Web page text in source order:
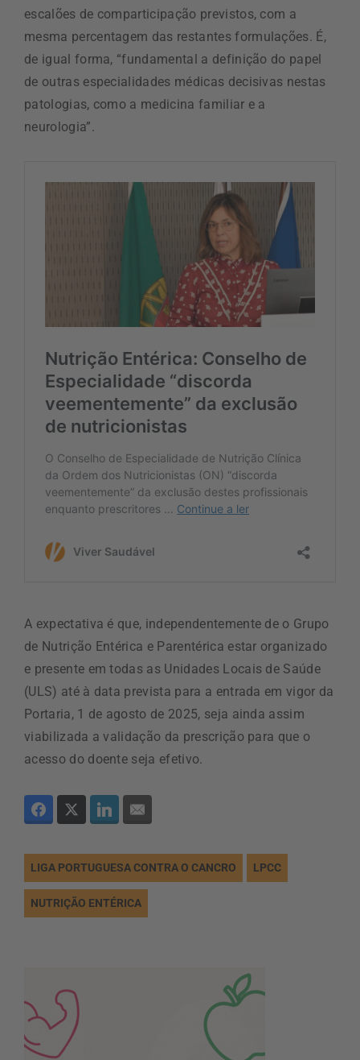
escalões de comparticipação previstos, com a
mesma percentagem das restantes formulações. É,
de igual forma, “fundamental a definição do papel
de outras especialidades médicas decisivas nestas
patologias, como a medicina familiar e a
neurologia”.
A expectativa é que, independentemente de o Grupo
de Nutrição Entérica e Parentérica estar organizado
e presente em todas as Unidades Locais de Saúde
(ULS) até à data prevista para a entrada em vigor da
Portaria, 1 de agosto de 2025, seja ainda assim
viabilizada a validação da prescrição para que o
acesso do doente seja efetivo.
LIGA PORTUGUESA CONTRA O CANCRO LPCC
NUTRIÇÃO ENTÉRICA